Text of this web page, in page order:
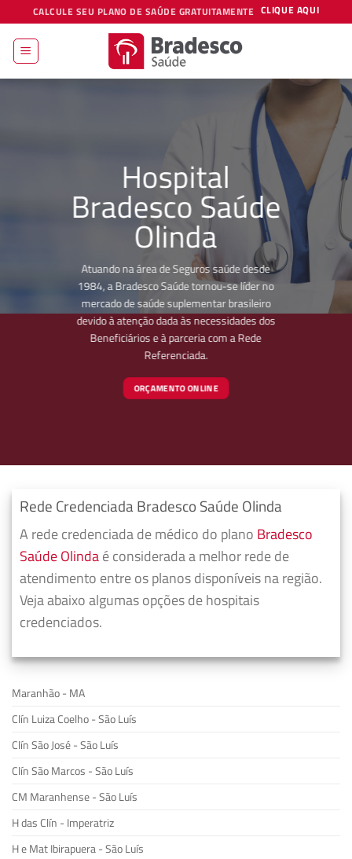
to
content
CALCULE SEU PLANO DE SAÚDE GRATUITAMENTE CLIQUE AQUI
Hospital
Bradesco Saúde
Olinda
Atuando na área de Seguros saúde desde
1984, a Bradesco Saúde tornou-se líder no
mercado de saúde suplementar brasileiro
devido à atenção dada às necessidades dos
Beneficiários e à parceria com a Rede
Referenciada.
ORÇAMENTO ONLINE
Rede Credenciada Bradesco Saúde Olinda
A rede credenciada de médico do plano Bradesco
Saúde Olindaé considerada a melhor rede de
atendimento entre os planos disponíveis na região.
Veja abaixo algumas opções de hospitais
credenciados.
Maranhão - MA
Clín Luiza Coelho - São Luís
Clín São José - São Luís
Clín São Marcos - São Luís
CM Maranhense - São Luís
H das Clín - Imperatriz
H e Mat Ibirapuera - São Luís